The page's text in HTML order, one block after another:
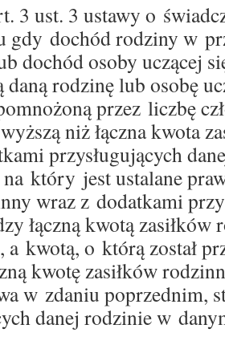
3 ust. 3 ustawy o
gdy dochód rodziny w
dochód osoby uczącej
daną rodzinę lub osobę
przez liczbę
niż łączna kwota
przysługujących
na który jest ustalane
wraz z dodatkami
łączną kwotą zasiłków
kwotą, o którą został
kwotę zasiłków
w zdaniu poprzednim,
danej rodzinie w